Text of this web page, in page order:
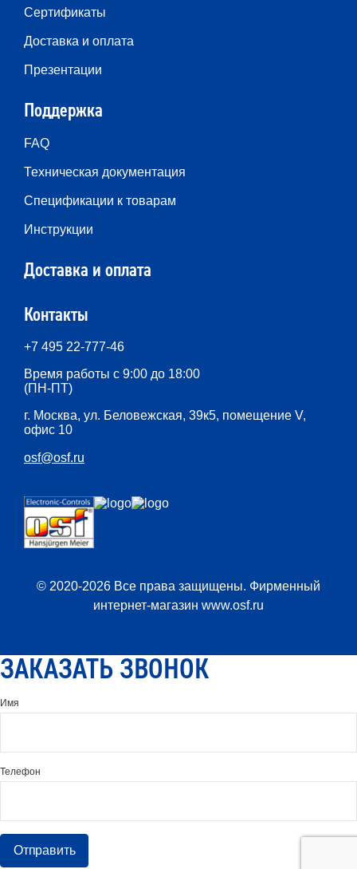
Сертификаты
Доставка и оплата
Презентации
Поддержка
FAQ
Техническая документация
Спецификации к товарам
Инструкции
Доставка и оплата
Контакты
+7 495 22-777-46
Время работы с 9:00 до 18:00
(ПН-ПТ)
г. Москва, ул. Беловежская, 39к5, помещение V,
офис 10
osf@osf.ru
© 2020-2026 Все права защищены. Фирменный
интернет-магазин www.osf.ru
ЗАКАЗАТЬ ЗВОНОК
Имя
Телефон
Отправить